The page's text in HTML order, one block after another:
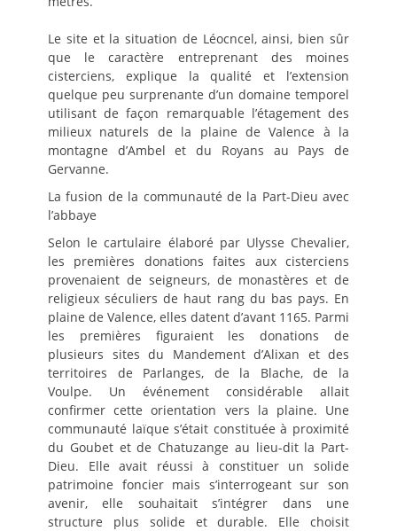
Le site et la situation de Léocncel, ainsi, bien sûr
que le caractère entreprenant des moines
cisterciens, explique la qualité et l’extension
quelque peu surprenante d’un domaine temporel
utilisant de façon remarquable l’étagement des
milieux naturels de la plaine de Valence à la
montagne d’Ambel et du Royans au Pays de
Gervanne.
La fusion de la communauté de la Part-Dieu avec
l’abbaye
Selon le cartulaire élaboré par Ulysse Chevalier,
les premières donations faites aux cisterciens
provenaient de seigneurs, de monastères et de
religieux séculiers de haut rang du bas pays. En
plaine de Valence, elles datent d’avant 1165. Parmi
les premières figuraient les donations de
plusieurs sites du Mandement d’Alixan et des
territoires de Parlanges, de la Blache, de la
Voulpe. Un événement considérable allait
confirmer cette orientation vers la plaine. Une
communauté laïque s’était constituée à proximité
du Goubet et de Chatuzange au lieu-dit la Part-
Dieu. Elle avait réussi à constituer un solide
patrimoine foncier mais s’interrogeant sur son
avenir, elle souhaitait s’intégrer dans une
structure plus solide et durable. Elle choisit